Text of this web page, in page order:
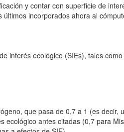
y contar con superficie de
incorporados ahora al
interés ecológico (SIEs), tales
que pasa de 0,7 a 1 (es
antes citadas (0,7 para